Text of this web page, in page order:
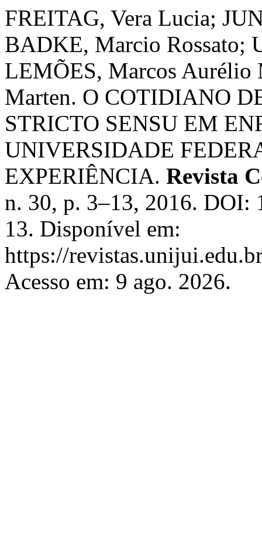
FREITAG, Vera Lucia;
BADKE, Marcio Rossato;
LEMÕES, Marcos
Marten. O COTIDIANO
STRICTO SENSU EM
UNIVERSIDADE
EXPERIÊNCIA. Revista
n. 30, p. 3–13, 2016. DOI:
13. Disponível em:
https://
Acesso em: 9 ago. 2026.